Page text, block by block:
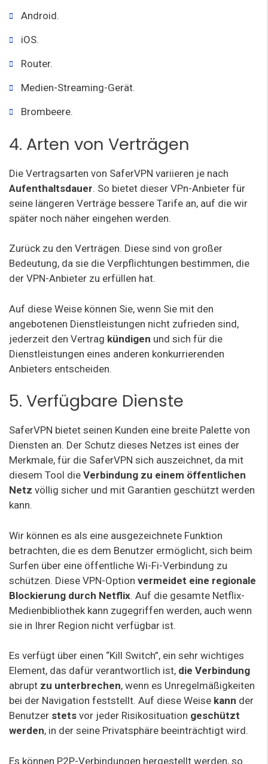
Android.
iOS.
Router.
Medien-Streaming-Gerät.
Brombeere.
4. Arten von Verträgen
Die Vertragsarten von SaferVPN variieren je nach
Aufenthaltsdauer. So bietet dieser VPn-Anbieter für
seine längeren Verträge bessere Tarife an, auf die wir
später noch näher eingehen werden.
Zurück zu den Verträgen. Diese sind von großer
Bedeutung, da sie die Verpflichtungen bestimmen, die
der VPN-Anbieter zu erfüllen hat.
Auf diese Weise können Sie, wenn Sie mit den
angebotenen Dienstleistungen nicht zufrieden sind,
jederzeit den Vertrag kündigen und sich für die
Dienstleistungen eines anderen konkurrierenden
Anbieters entscheiden.
5. Verfügbare Dienste
SaferVPN bietet seinen Kunden eine breite Palette von
Diensten an. Der Schutz dieses Netzes ist eines der
Merkmale, für die SaferVPN sich auszeichnet, da mit
diesem Tool die Verbindung zu einem öffentlichen
Netz völlig sicher und mit Garantien geschützt werden
kann.
Wir können es als eine ausgezeichnete Funktion
betrachten, die es dem Benutzer ermöglicht, sich beim
Surfen über eine öffentliche Wi-Fi-Verbindung zu
schützen. Diese VPN-Option vermeidet eine regionale
Blockierung durch Netflix. Auf die gesamte Netflix-
Medienbibliothek kann zugegriffen werden, auch wenn
sie in Ihrer Region nicht verfügbar ist.
Es verfügt über einen “Kill Switch”, ein sehr wichtiges
Element, das dafür verantwortlich ist, die Verbindung
abrupt zu unterbrechen, wenn es Unregelmäßigkeiten
bei der Navigation feststellt. Auf diese Weise kann der
Benutzer stets vor jeder Risikosituation geschützt
werden, in der seine Privatsphäre beeinträchtigt wird.
Es können P2P-Verbindungen hergestellt werden, so